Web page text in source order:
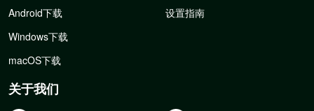
Android下载
Windows下载
macOS下载
设置指南
关于我们